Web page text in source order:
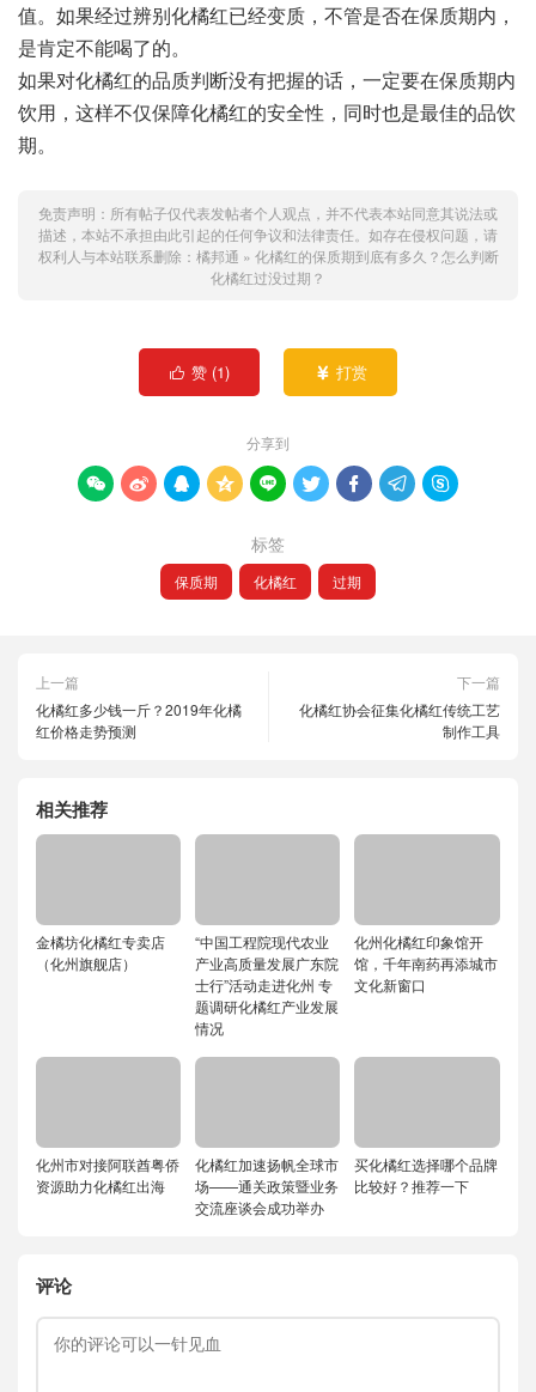
值。如果经过辨别化橘红已经变质，不管是否在保质期内，
是肯定不能喝了的。
如果对化橘红的品质判断没有把握的话，一定要在保质期内
饮用，这样不仅保障化橘红的安全性，同时也是最佳的品饮
期。
免责声明：所有帖子仅代表发帖者个人观点，并不代表本站同意其说法或
描述，本站不承担由此引起的任何争议和法律责任。如存在侵权问题，请
权利人与本站联系删除： 橘邦通 » 化橘红的保质期到底有多久？怎么判断
化橘红过没过期？
 赞 (1)  打赏
分享到
        
标签
保质期 化橘红 过期
上一篇
化橘红多少钱一斤？2019年化橘
红价格走势预测
下一篇
化橘红协会征集化橘红传统工艺
制作工具
相关推荐
金橘坊化橘红专卖店
（化州旗舰店）
“中国工程院现代农业
产业高质量发展广东院
士行”活动走进化州 专
题调研化橘红产业发展
情况
化州化橘红印象馆开
馆，千年南药再添城市
文化新窗口
化州市对接阿联酋粤侨
资源助力化橘红出海
化橘红加速扬帆全球市
场——通关政策暨业务
交流座谈会成功举办
买化橘红选择哪个品牌
比较好？推荐一下
评论